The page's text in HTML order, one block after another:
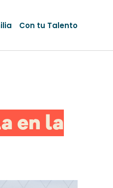
Con tu Talento
en la